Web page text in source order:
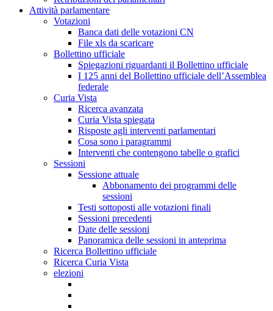
Attività parlamentare
Votazioni
Banca dati delle votazioni CN
File xls da scaricare
Bollettino ufficiale
Spiegazioni riguardanti il Bollettino ufficiale
I 125 anni del Bollettino ufficiale dell’Assemblea
federale
Curia Vista
Ricerca avanzata
Curia Vista spiegata
Risposte agli interventi parlamentari
Cosa sono i paragrammi
Interventi che contengono tabelle o grafici
Sessioni
Sessione attuale
Abbonamento dei programmi delle
sessioni
Testi sottoposti alle votazioni finali
Sessioni precedenti
Date delle sessioni
Panoramica delle sessioni in anteprima
Ricerca Bollettino ufficiale
Ricerca Curia Vista
elezioni